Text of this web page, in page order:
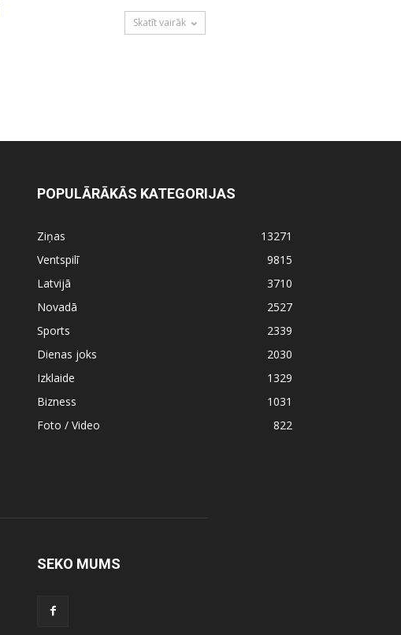
Skatīt vairāk
POPULĀRĀKĀS KATEGORIJAS
Ziņas
13271
Ventspilī
9815
Latvijā
3710
Novadā
2527
Sports
2339
Dienas joks
2030
Izklaide
1329
Bizness
1031
Foto / Video
822
SEKO MUMS